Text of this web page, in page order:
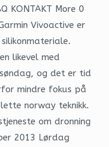
KONTAKT More 0
Vivoactive er
likevel med
og det er tid
mindre fokus på
norway teknikk.
om dronning
2013 Lørdag